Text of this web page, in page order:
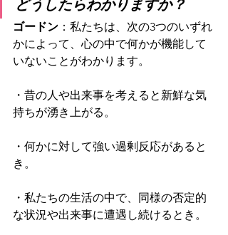
どうしたらわかりますか？
ゴードン ：私たちは、次の3つのいずれ
かによって、心の中で何かが機能して
いないことがわかります。
・昔の人や出来事を考えると新鮮な気
持ちが湧き上がる。
・何かに対して強い過剰反応があると
き。
・私たちの生活の中で、同様の否定的
な状況や出来事に遭遇し続けるとき。